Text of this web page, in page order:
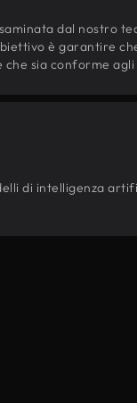
dal nostro
è garantire
sia conforme
di intelligenza